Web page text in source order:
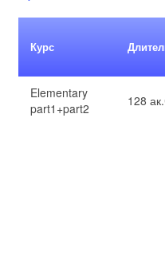
Курс
Elementary
part1+part2
128